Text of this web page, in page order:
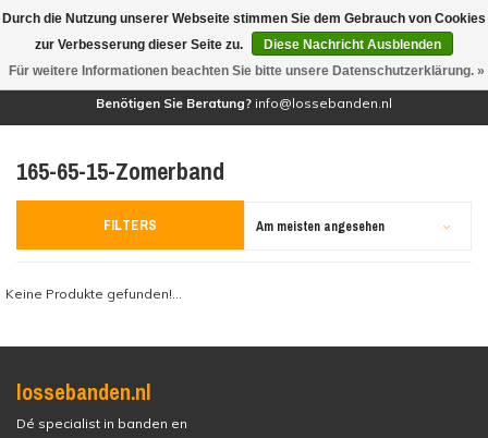
(0)
Benötigen Sie Beratung? info@lossebanden.nl
165-65-15-Zomerband
FILTERS Am meisten angesehen
Keine Produkte gefunden!...
lossebanden.nl
Dé specialist in banden en
Durch die Nutzung unserer Webseite stimmen Sie dem Gebrauch von Cookies
zur Verbesserung dieser Seite zu.
Diese Nachricht Ausblenden
Für weitere Informationen beachten Sie bitte unsere Datenschutzerklärung. »